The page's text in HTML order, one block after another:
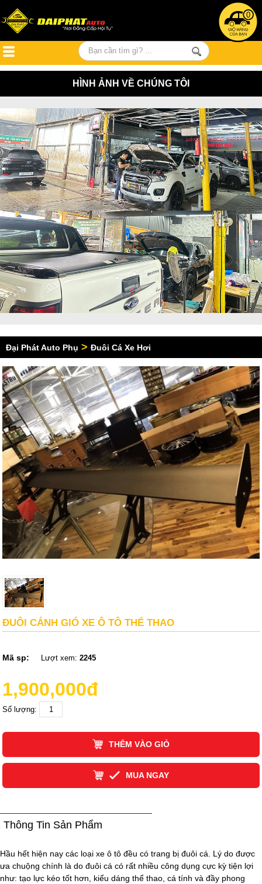
0
HÌNH ẢNH VỀ CHÚNG TÔI
Đại Phát Auto Phụ > Đuôi Cá Xe Hơi
ĐUÔI CÁNH GIÓ XE Ô TÔ THỂ THAO
Mã sp: Lượt xem:2245
1,900,000đ
Số lượng:
THÊM VÀO GIỎ
MUA NGAY
Thông Tin Sản Phẩm
Hầu hết hiện nay các loại xe ô tô đều có trang bị đuôi cá. Lý do được
ưa chuộng chính là do đuôi cá có rất nhiều công dụng cực kỳ tiện lợi
như: tạo lực kéo tốt hơn, kiểu dáng thể thao, cá tính và đầy phong